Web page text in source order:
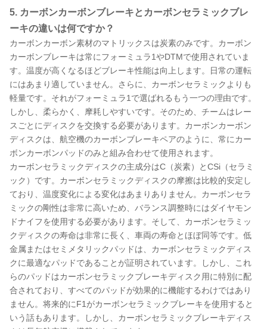
5. カーボンカーボンブレーキとカーボンセラミックブレ
ーキの違いは何ですか？
カーボンカーボン素材のマトリックスは炭素のみです。カーボン
カーボンブレーキは常にフォーミュラ1やDTMで使用されていま
す。温度が高くなるほどブレーキ性能は向上します。日常の運転
にはあまり適していません。さらに、カーボンセラミックよりも
軽量です。それがフォーミュラ1で選ばれるもう一つの理由です。
しかし、柔らかく、摩耗しやすいです。そのため、チームはレー
スごとにディスクを交換する必要があります。カーボンカーボン
ディスクは、航空機のカーボンブレーキペアのように、常にカー
ボンカーボンパッドのみと組み合わせて使用されます。
カーボンセラミックディスクの主成分はC（炭素）とCSi（セラミ
ック）です。カーボンセラミックディスクの摩擦は比較的安定し
ており、温度変化による変化はあまりありません。カーボンセラ
ミックの剛性は非常に高いため、バランス調整時にはダイヤモン
ドナイフを使用する必要があります。そして、カーボンセラミッ
クディスクの寿命は非常に長く、車両の寿命とほぼ同等です。低
金属またはセミメタリックパッドは、カーボンセラミックディス
クに最適なパッドであることが証明されています。しかし、これ
らのパッドはカーボンセラミックブレーキディスク用に特別に配
合されており、すべてのパッドが効果的に機能するわけではあり
ません。将来的にF1がカーボンセラミックブレーキを使用すると
いう話もあります。しかし、カーボンセラミックブレーキディス